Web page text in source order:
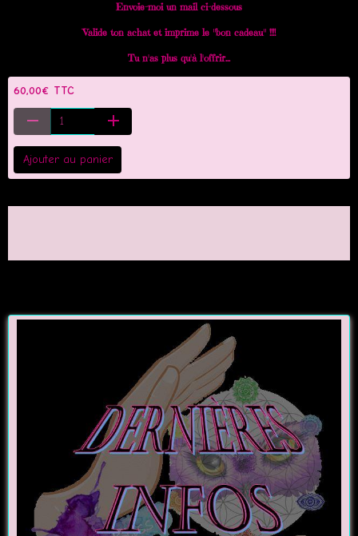
Envoie-moi un mail ci-dessous
Valide ton achat et imprime le "bon cadeau" !!!!
Tu n'as plus qu'à l'offrir...
60,00€ TTC
Ajouter au panier